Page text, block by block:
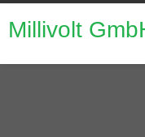
Millivolt